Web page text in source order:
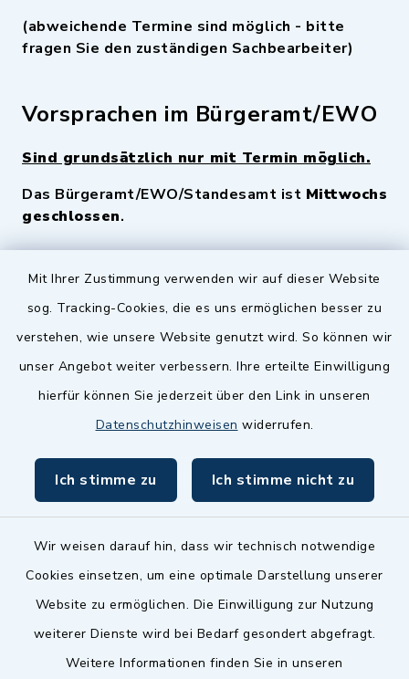
Mit Ihrer Zustimmung verwenden wir auf dieser Website
sog. Tracking-Cookies, die es uns ermöglichen besser zu
verstehen, wie unsere Website genutzt wird. So können wir
unser Angebot weiter verbessern. Ihre erteilte Einwilligung
hierfür können Sie jederzeit über den Link in unseren
Datenschutzhinweisen widerrufen.
Ich stimme zu Ich stimme nicht zu
Wir weisen darauf hin, dass wir technisch notwendige
Cookies einsetzen, um eine optimale Darstellung unserer
Website zu ermöglichen. Die Einwilligung zur Nutzung
weiterer Dienste wird bei Bedarf gesondert abgefragt.
Weitere Informationen finden Sie in unseren
(abweichende Termine sind möglich - bitte
fragen Sie den zuständigen Sachbearbeiter)
Vorsprachen im Bürgeramt/EWO
Sind grundsätzlich nur mit Termin möglich.
Das Bürgeramt/EWO/Standesamt ist Mittwochs
geschlossen.
Quicklinks
Zenngrund Allianz
Dillenberggruppe
inixmedia GmbH
Barrierefreiheit